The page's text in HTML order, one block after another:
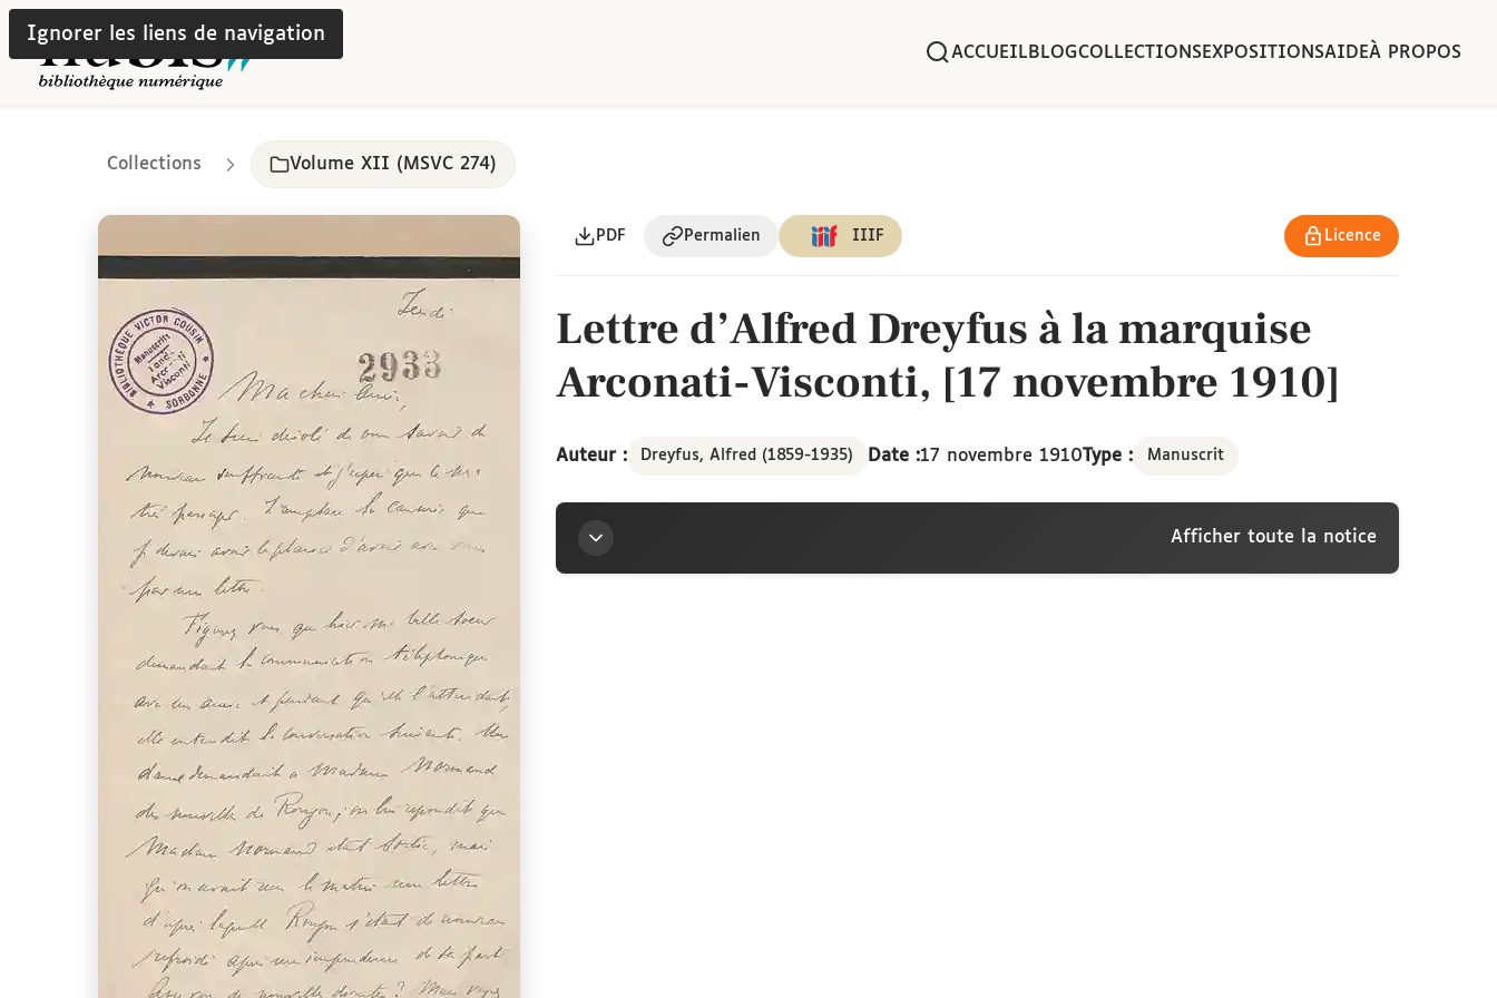
Ignorer les liens de navigation
ACCUEIL BLOGCOLLECTIONSEXPOSITIONSAIDEÀ PROPOS
Collections Volume XII (MSVC 274)
PDF Permalien IIIF Licence
Lettre d’Alfred Dreyfus à la marquise
Arconati-Visconti, [17 novembre 1910]
Auteur : Dreyfus, Alfred (1859-1935) Date :17 novembre 1910Type : Manuscrit
Afficher toute la notice